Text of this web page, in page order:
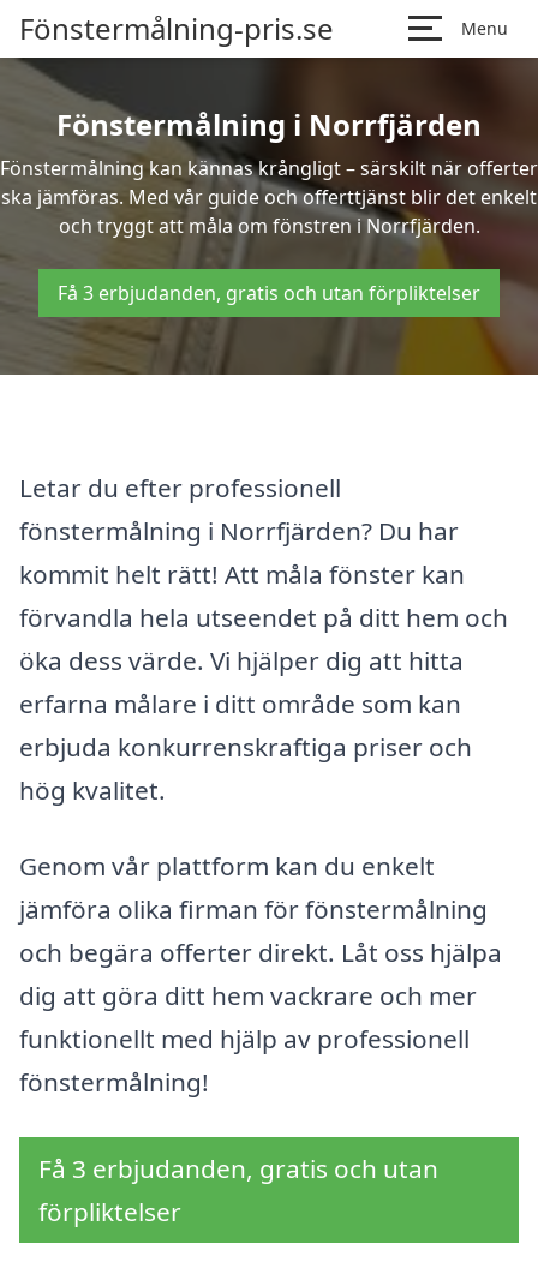
Fönstermålning-pris.se Menu
Fönstermålning i Norrfjärden
Fönstermålning kan kännas krångligt – särskilt när offerter
ska jämföras. Med vår guide och offerttjänst blir det enkelt
och tryggt att måla om fönstren i Norrfjärden.
Få 3 erbjudanden, gratis och utan förpliktelser
Letar du efter professionell
fönstermålning i Norrfjärden? Du har
kommit helt rätt! Att måla fönster kan
förvandla hela utseendet på ditt hem och
öka dess värde. Vi hjälper dig att hitta
erfarna målare i ditt område som kan
erbjuda konkurrenskraftiga priser och
hög kvalitet.
Genom vår plattform kan du enkelt
jämföra olika firman för fönstermålning
och begära offerter direkt. Låt oss hjälpa
dig att göra ditt hem vackrare och mer
funktionellt med hjälp av professionell
fönstermålning!
Få 3 erbjudanden, gratis och utan
förpliktelser